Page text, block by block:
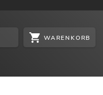
WARENKORB